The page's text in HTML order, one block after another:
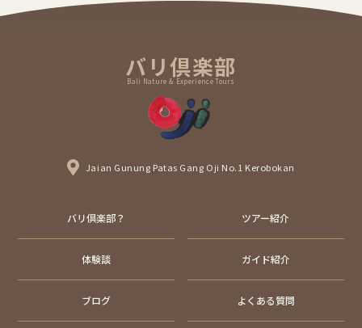
バリ倶楽部
Bali Nature & Experience Tours
Jaian Gunung Patas Gang Oji No.1 Kerobokan
バリ倶楽部？ ツアー紹介
体験談 ガイド紹介
ブログ よくある質問